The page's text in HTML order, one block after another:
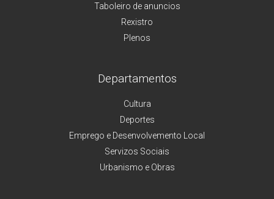
Taboleiro de anuncios
Rexistro
Plenos
Departamentos
Cultura
Deportes
Emprego e Desenvolvemento Local
Servizos Sociais
Urbanismo e Obras